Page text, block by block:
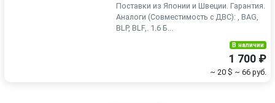
Поставки из Японии и Швеции. Гарантия.
Аналоги (Совместимость с ДВС): , BAG,
BLP, BLF,. 1.6 Б...
В наличии
1 700 ₽
~ 20 $ ~ 66 руб.